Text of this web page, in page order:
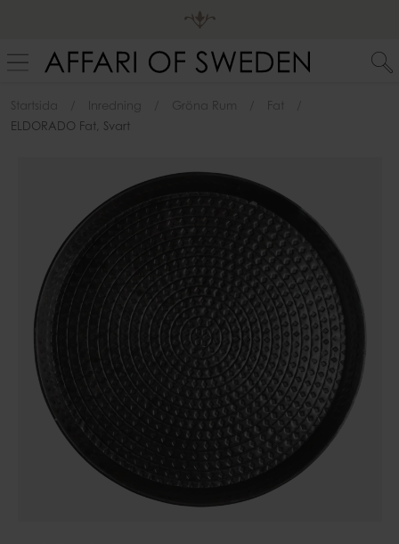
Startsida Inredning Gröna Rum
ELDORADO Fat, Svart